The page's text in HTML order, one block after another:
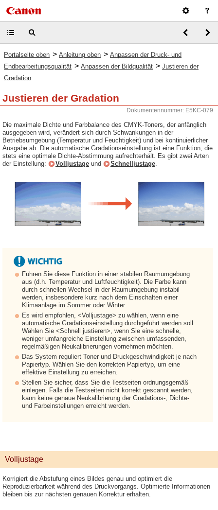
Portalseite oben > Anleitung oben > Anpassen der Druck- und
Endbearbeitungsqualität > Anpassen der Bildqualität > Justieren der
Gradation
Justieren der Gradation
Dokumentennummer: E5KC-079
Die maximale Dichte und Farbbalance des CMYK-Toners, der anfänglich
ausgegeben wird, verändert sich durch Schwankungen in der
Betriebsumgebung (Temperatur und Feuchtigkeit) und bei kontinuierlicher
Ausgabe ab. Die automatische Gradationseinstellung ist eine Funktion, die
stets eine optimale Dichte-Abstimmung aufrechterhält. Es gibt zwei Arten
der Einstellung:
Volljustage und Schnelljustage.
Führen Sie diese Funktion in einer stabilen Raumumgebung
aus (d.h. Temperatur und Luftfeuchtigkeit). Die Farbe kann
durch schnellen Wechsel in der Raumumgebung instabil
werden, insbesondere kurz nach dem Einschalten einer
Klimaanlage im Sommer oder Winter.
Es wird empfohlen, <Volljustage> zu wählen, wenn eine
automatische Gradationseinstellung durchgeführt werden soll.
Wählen Sie <Schnell justieren>, wenn Sie eine schnelle,
weniger umfangreiche Einstellung zwischen umfassenden,
regelmäßigen Neukalibrierungen vornehmen möchten.
Das System reguliert Toner und Druckgeschwindigkeit je nach
Papiertyp. Wählen Sie den korrekten Papiertyp, um eine
effektive Einstellung zu erreichen.
Stellen Sie sicher, dass Sie die Testseiten ordnungsgemäß
einlegen. Falls die Testseiten nicht korrekt gescannt werden,
kann keine genaue Neukalibrierung der Gradations-, Dichte-
und Farbeinstellungen erreicht werden.
Volljustage
Korrigiert die Abstufung eines Bildes genau und optimiert die
Reproduzierbarkeit während des Druckvorgangs. Optimierte Informationen
bleiben bis zur nächsten genauen Korrektur erhalten.